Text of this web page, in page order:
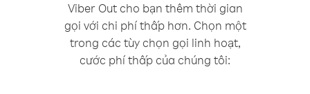
Viber Out cho bạn thêm thời gian
gọi với chi phí thấp hơn. Chọn một
trong các tùy chọn gọi linh hoạt,
cước phí thấp của chúng tôi: